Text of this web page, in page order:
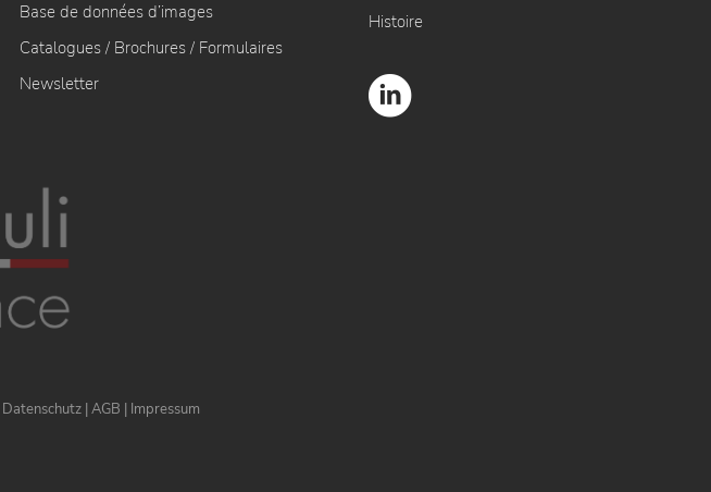
Base de données d’images
Catalogues / Brochures / Formulaires
Newsletter
Histoire
Datenschutz|AGB | Impressum